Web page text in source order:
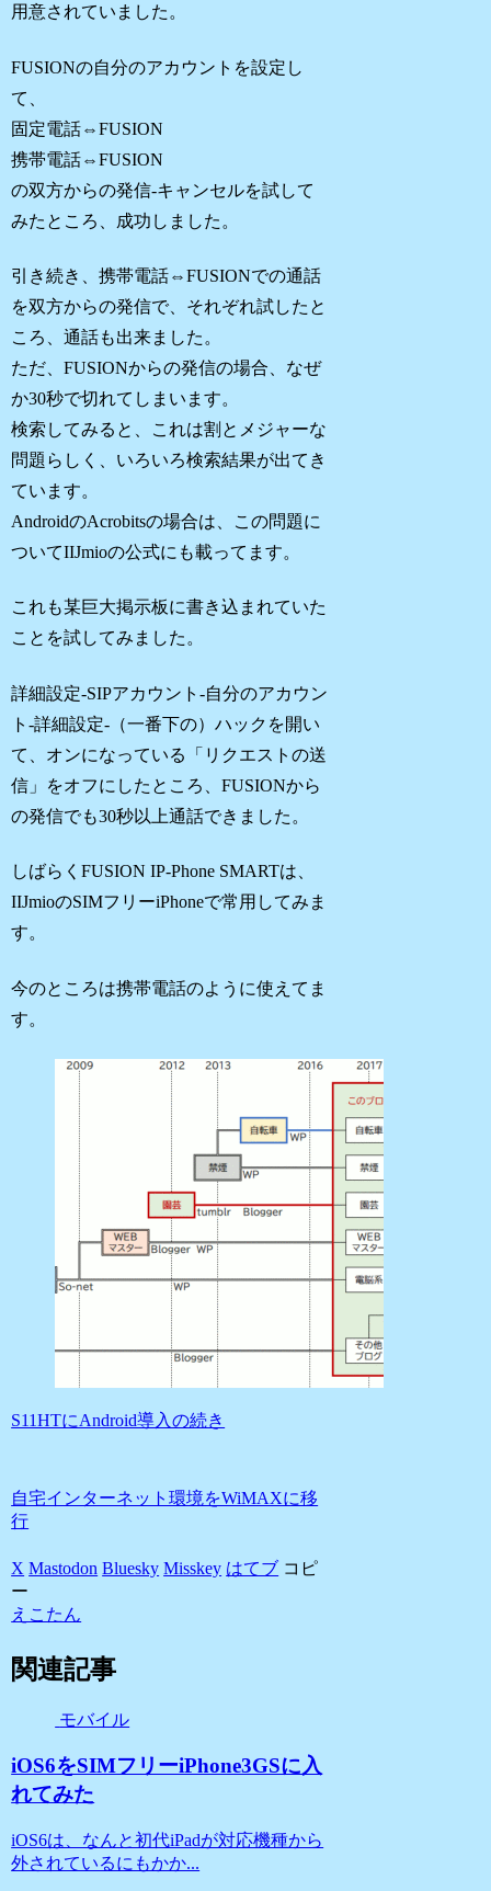
用意されていました。
FUSIONの自分のアカウントを設定し
て、
固定電話⇔FUSION
携帯電話⇔FUSION
の双方からの発信-キャンセルを試して
みたところ、成功しました。
引き続き、携帯電話⇔FUSIONでの通話
を双方からの発信で、それぞれ試したと
ころ、通話も出来ました。
ただ、FUSIONからの発信の場合、なぜ
か30秒で切れてしまいます。
検索してみると、これは割とメジャーな
問題らしく、いろいろ検索結果が出てき
ています。
AndroidのAcrobitsの場合は、この問題に
ついてIIJmioの公式にも載ってます。
これも某巨大掲示板に書き込まれていた
ことを試してみました。
詳細設定-SIPアカウント-自分のアカウン
ト-詳細設定-（一番下の）ハックを開い
て、オンになっている「リクエストの送
信」をオフにしたところ、FUSIONから
の発信でも30秒以上通話できました。
しばらくFUSION IP-Phone SMARTは、
IIJmioのSIMフリーiPhoneで常用してみま
す。
今のところは携帯電話のように使えてま
す。
S11HTにAndroid導入の続き
自宅インターネット環境をWiMAXに移
行
X Mastodon Bluesky Misskey はてブ コピ
ー
えこたん
関連記事
モバイル
iOS6をSIMフリーiPhone3GSに入
れてみた
iOS6は、なんと初代iPadが対応機種から
外されているにもかか...